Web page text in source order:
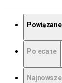
Powiązane
Polecane
Najnowsze